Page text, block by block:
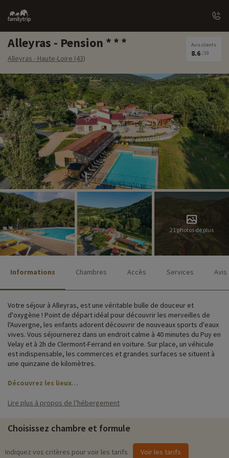
Family
trip
Alleyras - Pension
Alleyras - Haute-Loire (43)
Avis clients
8.6 /10
21 photos de plus
Informations Chambres Accès Services Avis
Votre séjour à Alleyras, est une véritable bulle de douceur et
d'oxygène ! Point de départ idéal pour découvrir les merveilles de
l'Auvergne, les enfants adorent découvrir de nouveaux sports d'eaux
vives. Vous séjournerez dans un endroit calme à 40 minutes du Puy en
Velay et à 2h de Clermont-Ferrand en voiture. Sur place, un véhicule
est indispensable, les commerces et grandes surfaces se situent à
une quinzaine de kilomètres.
Découvrez les lieux
Le Village Club Alleyras, entièrement rénové, vous accueille en
cottages, villas ou chambres parfaitement aménagées pour accueillir
Lire plus à propos de l’hébergement
Choisissez chambre et formule
Indiquez vos critères pour voir les tarifs Voir les tarifs